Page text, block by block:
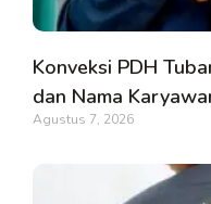
Konveksi PDH
dan Nama
Agustus 7, 2026